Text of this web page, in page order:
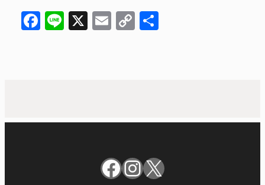
Facebook
Line
X EmailCopy
Facebook
Instagram
X